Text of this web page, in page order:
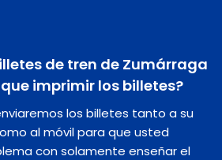
de tren de Zumárraga
imprimir los billetes?
los billetes tanto a su
al móvil para que usted
con solamente enseñar el